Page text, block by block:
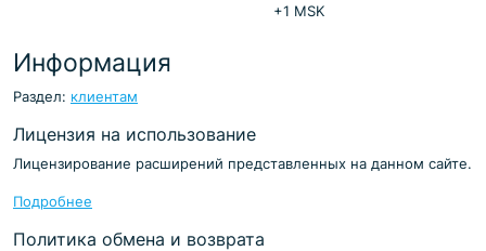
+1 MSK
Информация
Раздел: клиентам
Лицензия на использование
Лицензирование расширений представленных на данном сайте.
Подробнее
Политика обмена и возврата